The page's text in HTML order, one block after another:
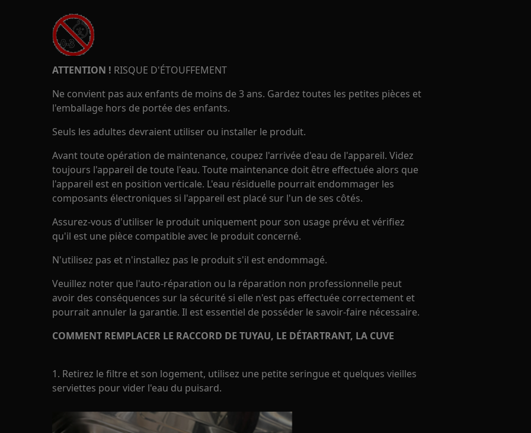
ATTENTION ! RISQUE D'ÉTOUFFEMENT
Ne convient pas aux enfants de moins de 3 ans. Gardez toutes les petites pièces et
l'emballage hors de portée des enfants.
Seuls les adultes devraient utiliser ou installer le produit.
Avant toute opération de maintenance, coupez l'arrivée d'eau de l'appareil. Videz
toujours l'appareil de toute l'eau. Toute maintenance doit être effectuée alors que
l'appareil est en position verticale. L'eau résiduelle pourrait endommager les
composants électroniques si l'appareil est placé sur l'un de ses côtés.
Assurez-vous d'utiliser le produit uniquement pour son usage prévu et vérifiez
qu'il est une pièce compatible avec le produit concerné.
N'utilisez pas et n'installez pas le produit s'il est endommagé.
Veuillez noter que l'auto-réparation ou la réparation non professionnelle peut
avoir des conséquences sur la sécurité si elle n'est pas effectuée correctement et
pourrait annuler la garantie. Il est essentiel de posséder le savoir-faire nécessaire.
COMMENT REMPLACER LE RACCORD DE TUYAU, LE DÉTARTRANT, LA CUVE
1. Retirez le filtre et son logement, utilisez une petite seringue et quelques vieilles
serviettes pour vider l'eau du puisard.